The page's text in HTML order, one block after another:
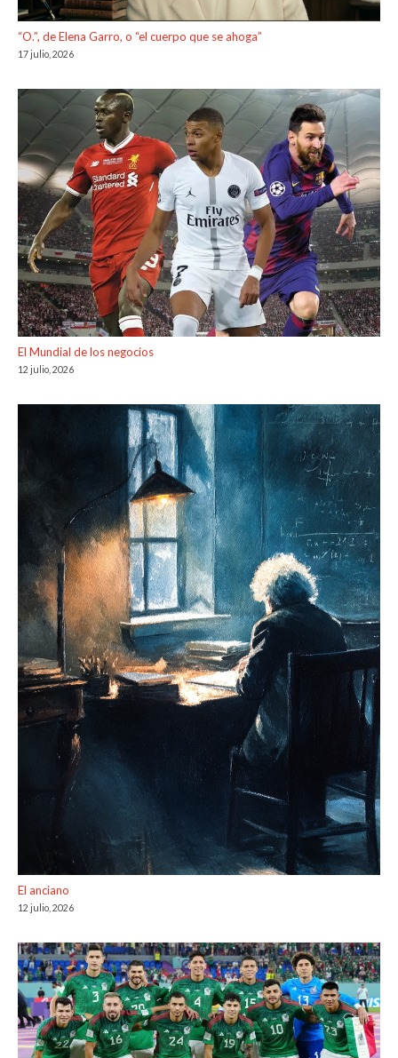
“O.”, de Elena Garro, o “el cuerpo que se ahoga”
17 julio, 2026
El Mundial de los negocios
12 julio, 2026
El anciano
12 julio, 2026